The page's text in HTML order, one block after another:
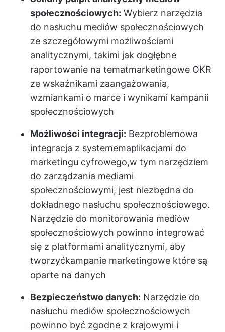
społecznościowych: Wybierz narzędzia
do nasłuchu mediów społecznościowych
ze szczegółowymi możliwościami
analitycznymi, takimi jak dogłębne
raportowanie na tematmarketingowe OKR
ze wskaźnikami zaangażowania,
wzmiankami o marce i wynikami kampanii
społecznościowych
Możliwości integracji: Bezproblemowa
integracja z systememaplikacjami do
marketingu cyfrowego,w tym narzędziem
do zarządzania mediami
społecznościowymi, jest niezbędna do
dokładnego nasłuchu społecznościowego.
Narzędzie do monitorowania mediów
społecznościowych powinno integrować
się z platformami analitycznymi, aby
tworzyćkampanie marketingowe które są
oparte na danych
Bezpieczeństwo danych: Narzędzie do
nasłuchu mediów społecznościowych
powinno być zgodne z krajowymi i